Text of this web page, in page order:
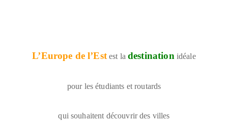
L’Europe de l’Est est la destination idéale
pour les étudiants et routards
qui souhaitent découvrir des villes